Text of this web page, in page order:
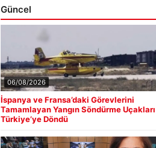
Güncel
06/08/2026
İspanya ve Fransa’daki Görevlerini
Tamamlayan Yangın Söndürme Uçakları
Türkiye’ye Döndü